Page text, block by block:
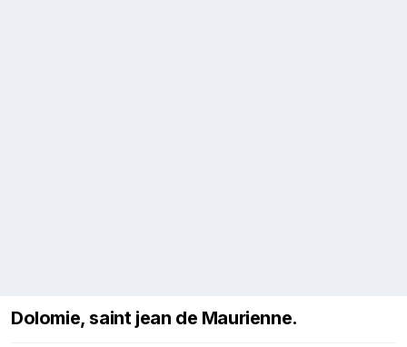
Dolomie, saint jean de Maurienne.